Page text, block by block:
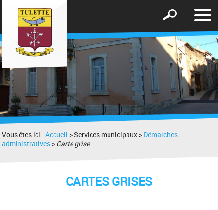
le
Afficher
formulaire
de
recherche
Vous êtes ici :Accueil > Services municipaux > Démarches
administratives > Carte grise
CARTES GRISES